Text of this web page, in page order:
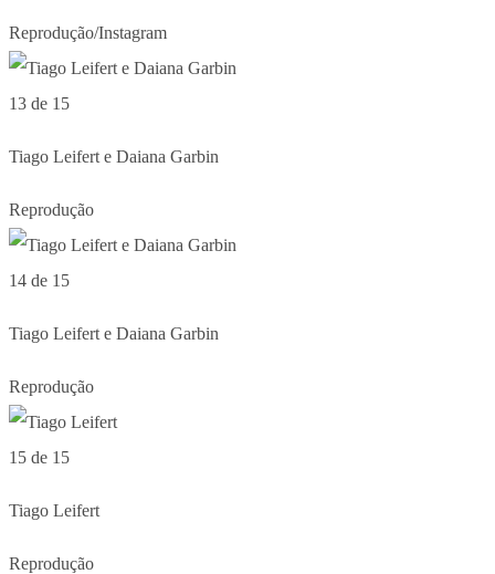
Reprodução/Instagram
13 de 15
Tiago Leifert e Daiana Garbin
Reprodução
14 de 15
Tiago Leifert e Daiana Garbin
Reprodução
15 de 15
Tiago Leifert
Reprodução